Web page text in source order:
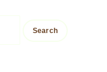
Search